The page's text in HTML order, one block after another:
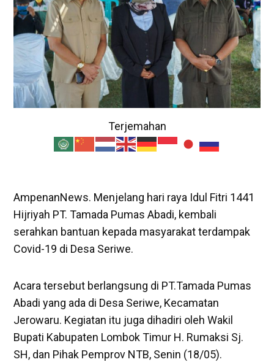
Terjemahan
AmpenanNews. Menjelang hari raya Idul Fitri 1441
Hijriyah PT. Tamada Pumas Abadi, kembali
serahkan bantuan kepada masyarakat terdampak
Covid-19 di Desa Seriwe.
Acara tersebut berlangsung di PT.Tamada Pumas
Abadi yang ada di Desa Seriwe, Kecamatan
Jerowaru. Kegiatan itu juga dihadiri oleh Wakil
Bupati Kabupaten Lombok Timur H. Rumaksi Sj.
SH, dan Pihak Pemprov NTB, Senin (18/05).